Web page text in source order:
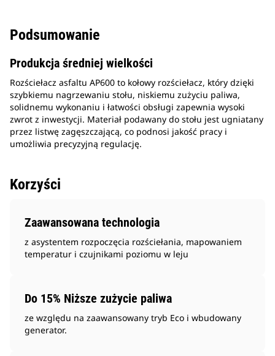
Podsumowanie
Produkcja średniej wielkości
Rozściełacz asfaltu AP600 to kołowy rozściełacz, który dzięki
szybkiemu nagrzewaniu stołu, niskiemu zużyciu paliwa,
solidnemu wykonaniu i łatwości obsługi zapewnia wysoki
zwrot z inwestycji. Materiał podawany do stołu jest ugniatany
przez listwę zagęszczającą, co podnosi jakość pracy i
umożliwia precyzyjną regulację.
Korzyści
Zaawansowana technologia
z asystentem rozpoczęcia rozściełania, mapowaniem
temperatur i czujnikami poziomu w leju
Do 15% Niższe zużycie paliwa
ze względu na zaawansowany tryb Eco i wbudowany
generator.